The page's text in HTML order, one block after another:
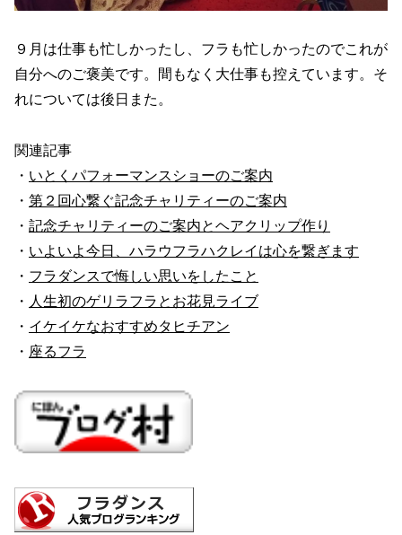
９月は仕事も忙しかったし、フラも忙しかったのでこれが
自分へのご褒美です。間もなく大仕事も控えています。そ
れについては後日また。
関連記事
・ いとくパフォーマンスショーのご案内
・ 第２回心繋ぐ記念チャリティーのご案内
・ 記念チャリティーのご案内とヘアクリップ作り
・ いよいよ今日、ハラウフラハクレイは心を繋ぎます
・ フラダンスで悔しい思いをしたこと
・ 人生初のゲリラフラとお花見ライブ
・ イケイケなおすすめタヒチアン
・ 座るフラ